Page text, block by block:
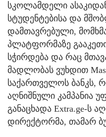
სკოლამდელი
სტუდენტებისა და
დამთავრებული,
პლატფორმაზე
სჭირდება და რაც
მადლობას ვუხდით
საქართველოს ბანკს,
აღნიშნული კამპანია
განაცხადა Extra.ge-ს
დირექტორმა, თამარ